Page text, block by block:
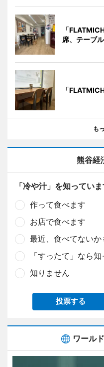
「
席、テーブ
「
も
熊谷経
「冷や汁」を知ってい
作って食べます
お店で食べます
最近、食べてないか
「すったて」なら知
知りません
投票する
ワール